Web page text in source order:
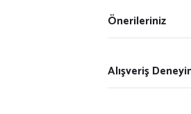
Önerileriniz
Alışveriş